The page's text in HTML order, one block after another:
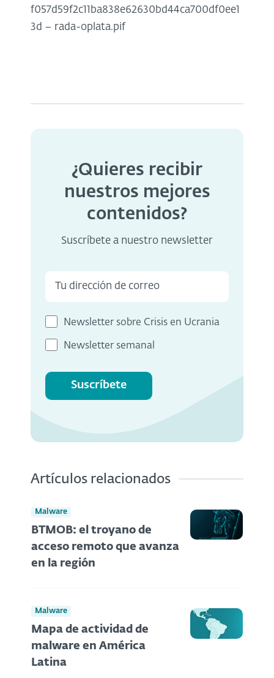
f057d59f2c11ba838e62630bd44ca700df0ee1
3d – rada-oplata.pif
¿Quieres recibir
nuestros mejores
contenidos?
Suscríbete a nuestro newsletter
Newsletter sobre Crisis en Ucrania
Newsletter semanal
Suscríbete
Artículos relacionados
Malware
BTMOB: el troyano de
acceso remoto que avanza
en la región
Malware
Mapa de actividad de
malware en América
Latina